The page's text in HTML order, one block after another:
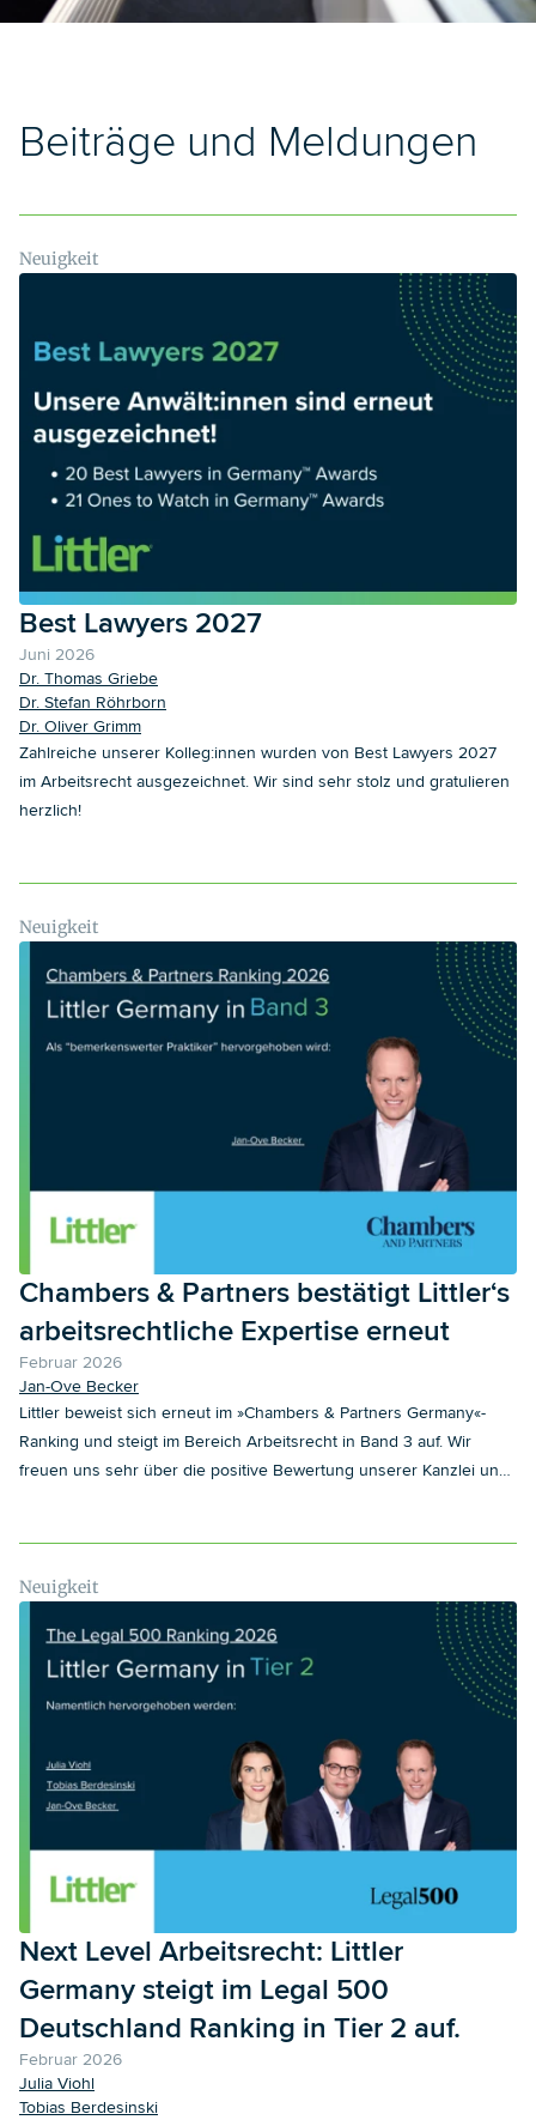
Beiträge und Meldungen
Neuigkeit
Best Lawyers 2027
Juni 2026
Dr. Thomas Griebe
Dr. Stefan Röhrborn
Dr. Oliver Grimm
Zahlreiche unserer Kolleg:innen wurden von Best Lawyers 2027
im Arbeitsrecht ausgezeichnet. Wir sind sehr stolz und gratulieren
herzlich!
Neuigkeit
Chambers & Partners bestätigt Littler‘s
arbeitsrechtliche Expertise erneut
Februar 2026
Jan-Ove Becker
Littler beweist sich erneut im »Chambers & Partners Germany«-
Ranking und steigt im Bereich Arbeitsrecht in Band 3 auf. Wir
freuen uns sehr über die positive Bewertung unserer Kanzlei und
Neuigkeit
Next Level Arbeitsrecht: Littler
Germany steigt im Legal 500
Deutschland Ranking in Tier 2 auf.
Februar 2026
Julia Viohl
Tobias Berdesinski